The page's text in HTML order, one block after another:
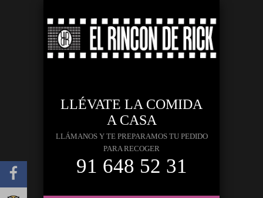
LLÉVATE LA COMIDA
A CASA
LLÁMANOS Y TE PREPARAMOS TU PEDIDO
PARA RECOGER
91 648 52 31